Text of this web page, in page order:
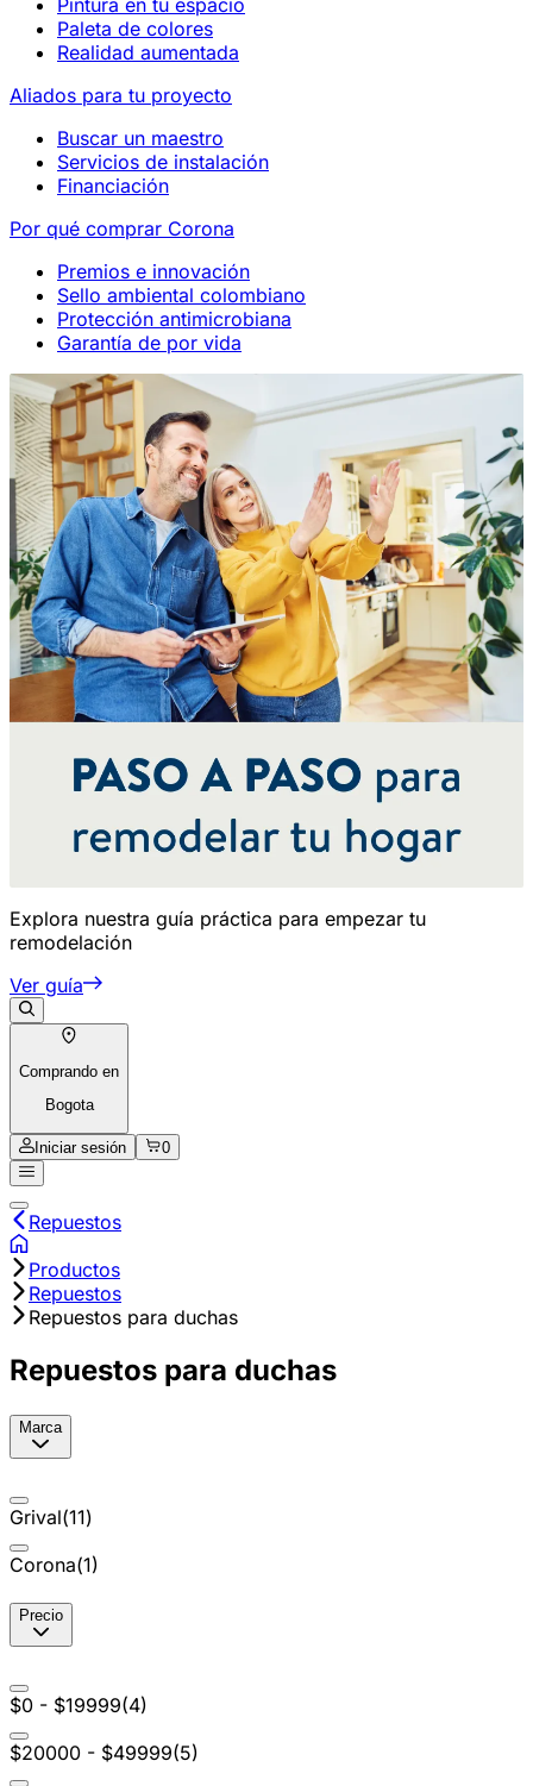
Pintura en tu espacio
Paleta de colores
Realidad aumentada
Aliados para tu proyecto
Buscar un maestro
Servicios de instalación
Financiación
Por qué comprar Corona
Premios e innovación
Sello ambiental colombiano
Protección antimicrobiana
Garantía de por vida
Explora nuestra guía práctica para empezar tu
remodelación
Ver guía
Comprando en
Bogota
Iniciar sesión 0
Repuestos
Productos
Repuestos
Repuestos para duchas
Repuestos para duchas
Marca
Grival(11)
Corona(1)
Precio
$0 - $19999(4)
$20000 - $49999(5)